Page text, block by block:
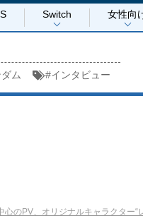
Switch 女性向
ム #インタビュー
のPV、オリジナルキャラクター“